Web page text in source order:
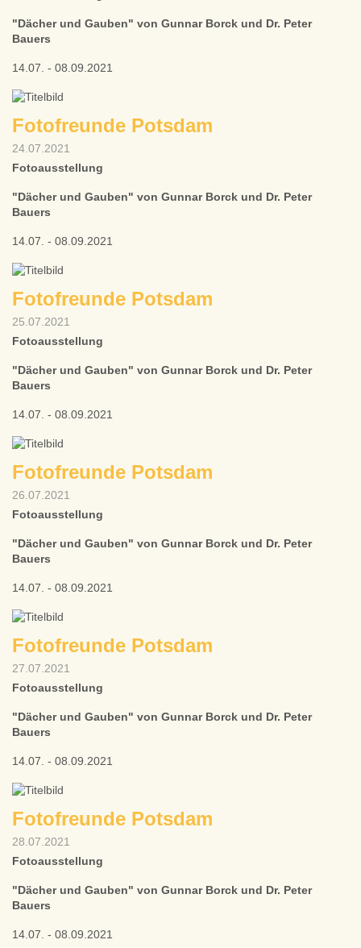
"Dächer und Gauben" von Gunnar Borck und Dr. Peter
Bauers
14.07. - 08.09.2021
Fotofreunde Potsdam
24.07.2021
Fotoausstellung
"Dächer und Gauben" von Gunnar Borck und Dr. Peter
Bauers
14.07. - 08.09.2021
Fotofreunde Potsdam
25.07.2021
Fotoausstellung
"Dächer und Gauben" von Gunnar Borck und Dr. Peter
Bauers
14.07. - 08.09.2021
Fotofreunde Potsdam
26.07.2021
Fotoausstellung
"Dächer und Gauben" von Gunnar Borck und Dr. Peter
Bauers
14.07. - 08.09.2021
Fotofreunde Potsdam
27.07.2021
Fotoausstellung
"Dächer und Gauben" von Gunnar Borck und Dr. Peter
Bauers
14.07. - 08.09.2021
Fotofreunde Potsdam
28.07.2021
Fotoausstellung
"Dächer und Gauben" von Gunnar Borck und Dr. Peter
Bauers
14.07. - 08.09.2021